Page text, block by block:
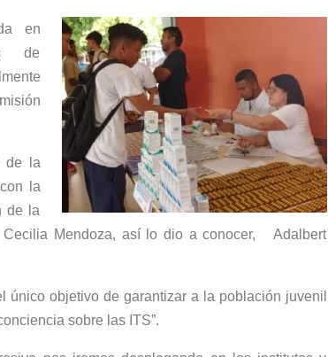
en
de
de la
la
de la
Mendoza, así lo dio a conocer, Adalbert
único objetivo de garantizar a la población juvenil
sobre las ITS”.